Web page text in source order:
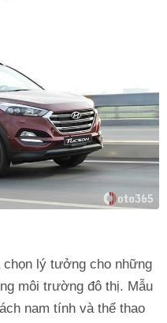
lý tưởng cho những
môi trường đô thị. Mẫu
nam tính và thể thao